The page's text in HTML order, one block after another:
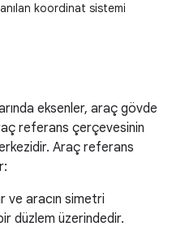
koordinat sistemi
eksenler, araç gövde
referans çerçevesinin
Araç referans
ve aracın simetri
düzlem üzerindedir.